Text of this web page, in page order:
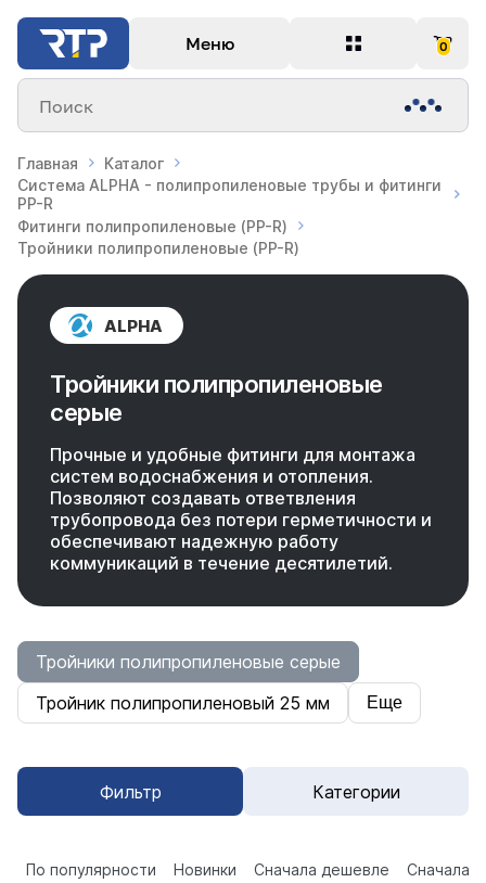
Меню 0
Поиск
Главная
Каталог
Система ALPHA - полипропиленовые трубы и фитинги
PP-R
Фитинги полипропиленовые (PP-R)
Тройники полипропиленовые (PP-R)
ALPHA
Тройники полипропиленовые
серые
Прочные и удобные фитинги для монтажа
систем водоснабжения и отопления.
Позволяют создавать ответвления
трубопровода без потери герметичности и
обеспечивают надежную работу
коммуникаций в течение десятилетий.
Тройники полипропиленовые серые
Тройник полипропиленовый 25 мм
Еще
Фильтр Категории
По популярности Новинки Сначала дешевле Сначала